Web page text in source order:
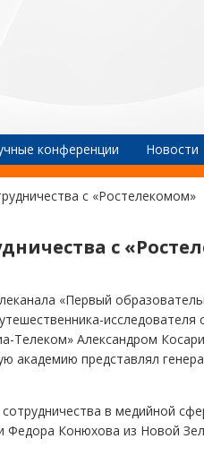
конференции Новости
с «Ростелекомом»
с
«Первый
исследователя
Телеком» Александром
академию представлял
в медийной
Конюхова из Новой